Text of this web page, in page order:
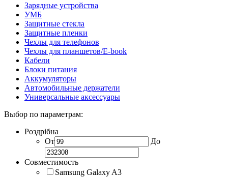
Зарядные устройства
УМБ
Защитные стекла
Защитные пленки
Чехлы для телефонов
Чехлы для планшетов/E-book
Кабели
Блоки питания
Аккумуляторы
Автомобильные держатели
Универсальные аксессуары
Выбор по параметрам:
Роздрібна
От
До
Совместимость
Samsung Galaxy A3